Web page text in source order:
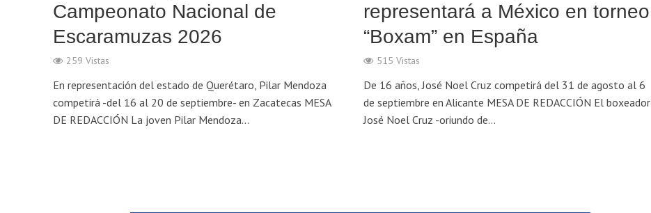
Campeonato Nacional de
Escaramuzas 2026
259 Vistas
En representación del estado de Querétaro, Pilar Mendoza
competirá -del 16 al 20 de septiembre- en Zacatecas MESA
DE REDACCIÓN La joven Pilar Mendoza...
representará a México en torneo
“Boxam” en España
515 Vistas
De 16 años, José Noel Cruz competirá del 31 de agosto al 6
de septiembre en Alicante MESA DE REDACCIÓN El boxeador
José Noel Cruz -oriundo de...